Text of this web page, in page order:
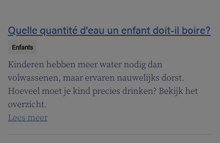
Quelle quantité d'eau un enfant doit-il boire?
Enfants
Kinderen hebben meer water nodig dan
volwassenen, maar ervaren nauwelijks dorst.
Hoeveel moet je kind precies drinken? Bekijk het
overzicht.
Lees meer